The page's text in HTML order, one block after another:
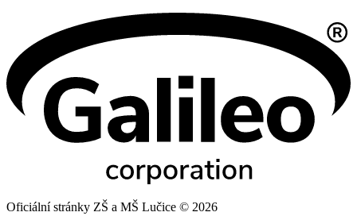
Oficiální stránky ZŠ a MŠ Lučice © 2026